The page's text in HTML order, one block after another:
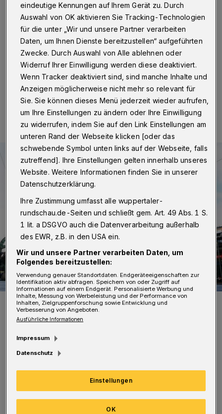
Wuppertal·Die Wuppertaler Stadtwerke /WSW)
fahren nach den Osterferien (Montag 12. April 2021)
den Schülerverkehr unverändert in vollem Umfang
weiter.
08.04.2021 , 12:00 Uhr Eine Minute Lesezeit
Symbolfoto.
Foto: Achim Otto
Während er unverändert bleibt, fahren die
Einsatzwagen zur Universität nicht wie
gewohnt. Denn: Das Angebot wird nach
eindeutige Kennungen auf Ihrem Gerät zu. Durch
Auswahl von OK aktivieren Sie Tracking-Technologien
für die unter „Wir und unsere Partner verarbeiten
Daten, um Ihnen Dienste bereitzustellen“ aufgeführten
Zwecke. Durch Auswahl von Alle ablehnen oder
Widerruf Ihrer Einwilligung werden diese deaktiviert.
Wenn Tracker deaktiviert sind, sind manche Inhalte und
Anzeigen möglicherweise nicht mehr so relevant für
Sie. Sie können dieses Menü jederzeit wieder aufrufen,
um Ihre Einstellungen zu ändern oder Ihre Einwilligung
zu widerrufen, indem Sie auf den Link Einstellungen am
unteren Rand der Webseite klicken [oder das
schwebende Symbol unten links auf der Webseite, falls
zutreffend]. Ihre Einstellungen gelten innerhalb unseres
Website. Weitere Informationen finden Sie in unserer
Datenschutzerklärung.
Ihre Zustimmung umfasst alle wuppertaler-
rundschau.de-Seiten und schließt gem. Art. 49 Abs. 1 S.
1 lit. a DSGVO auch die Datenverarbeitung außerhalb
des EWR, z.B. in den USA ein.
Wir und unsere Partner verarbeiten Daten, um
Folgendes bereitzustellen:
Verwendung genauer Standortdaten. Endgeräteeigenschaften zur
Identifikation aktiv abfragen. Speichern von oder Zugriff auf
Informationen auf einem Endgerät. Personalisierte Werbung und
Inhalte, Messung von Werbeleistung und der Performance von
Inhalten, Zielgruppenforschung sowie Entwicklung und
Verbesserung von Angeboten.
Ausführliche Informationen
Impressum
Datenschutz
Einstellungen
OK